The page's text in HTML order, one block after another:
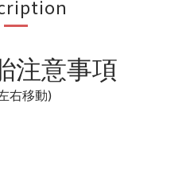
注意事項
右移動)